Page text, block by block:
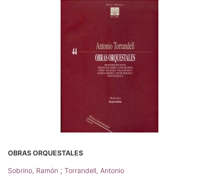
OBRAS ORQUESTALES
Sobrino, Ramón ; Torrandell, Antonio